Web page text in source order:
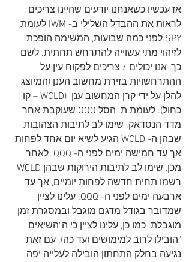
אז עכשיו כשאנחנו יודעים שהיינו צריכים
לראות את ההבדל השלילי ב- IWM לעומת
SPY לפני כמה שבועות, המשימה הופכת
לזיהוי מתי עשוייה להתרחש תחתית. לשם
כך, אנו יכולים / צריכים לפקוח עין על
ההתרחשויות בזירת מחשוב הענן (המיוצג
להלן על ידי קרן המחשוב ענן  (WCLD – קו
כחול). לעומת ת. הסל QQQ שעוקבת אחר
מדד הנסדאק. שימו לב לתיבות הצהובות
שבהן ה- WCLD הגיע לשיא יום אחד לפחות,
אך עד חמישה ימים לפני ה- QQQ. לאחר
רשמו תחית חדשה לפחות יומיים, אך עד
ארבעה ימים לפני ה- QQQ. עלינו לציין
שמדובר בגודל מדגם מוגבל ובמסגרת זמן
מוגבלת. כמו כן, עלינו לציין כי ה"השיאים
"הובילו לרוב למימושים (עד כה). עם זאת,
נגיעה בחלק התחתון הובילה לעלייה יפה.